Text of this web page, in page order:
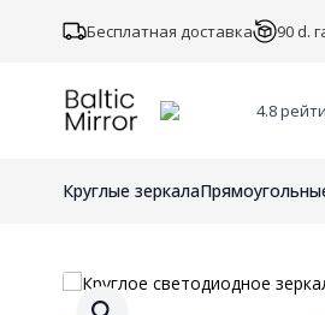
Бесплатная доставка 90 d.
4.8
Круглые зеркала